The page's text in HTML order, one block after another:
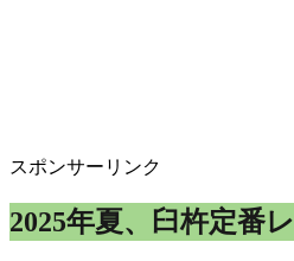
スポンサーリンク
2025年夏、臼杵定番